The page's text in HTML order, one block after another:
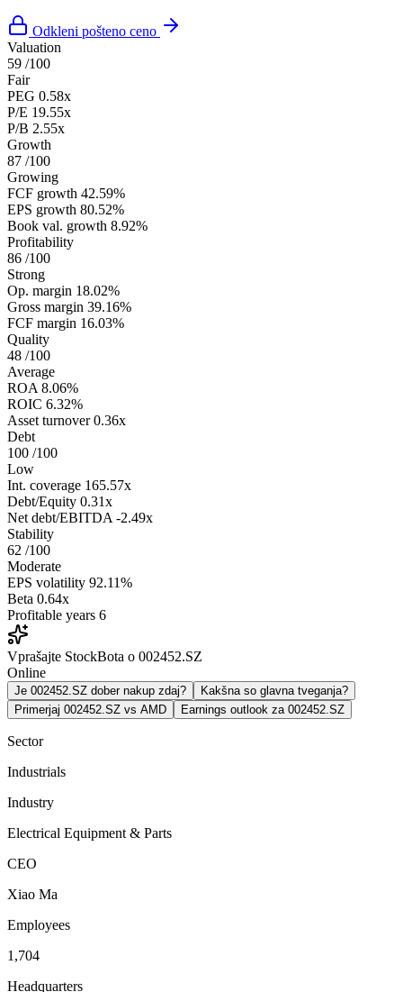
Odkleni pošteno ceno
Valuation
59 /100
Fair
PEG 0.58x
P/E 19.55x
P/B 2.55x
Growth
87 /100
Growing
FCF growth 42.59%
EPS growth 80.52%
Book val. growth 8.92%
Profitability
86 /100
Strong
Op. margin 18.02%
Gross margin 39.16%
FCF margin 16.03%
Quality
48 /100
Average
ROA 8.06%
ROIC 6.32%
Asset turnover 0.36x
Debt
100 /100
Low
Int. coverage 165.57x
Debt/Equity 0.31x
Net debt/EBITDA -2.49x
Stability
62 /100
Moderate
EPS volatility 92.11%
Beta 0.64x
Profitable years 6
Vprašajte StockBota o 002452.SZ
Online
Je 002452.SZ dober nakup zdaj?
Kakšna so glavna tveganja?
Primerjaj 002452.SZ vs AMD
Earnings outlook za 002452.SZ
Sector
Industrials
Industry
Electrical Equipment & Parts
CEO
Xiao Ma
Employees
1,704
Headquarters